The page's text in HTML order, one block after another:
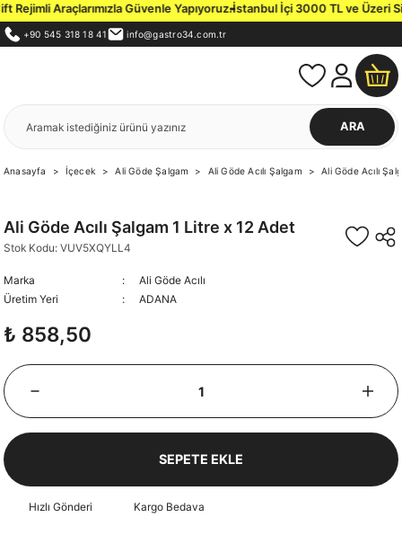
Araçlarımızla Güvenle Yapıyoruz.İstanbul İçi 3000 TL ve Üzeri
+90 545 318 18 41 info@gastro34.com.tr
ARA
Anasayfa İçecek Ali Göde Şalgam Ali Göde Acılı Şalgam Ali Göde Acılı
Ali Göde Acılı Şalgam 1 Litre x 12 Adet
Stok Kodu: VUV5XQYLL4
Marka
Ali Göde Acılı
Üretim Yeri
ADANA
₺ 858,50
SEPETE EKLE
Hızlı Gönderi Kargo Bedava